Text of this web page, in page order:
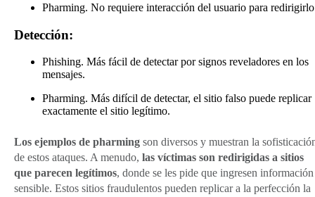
Pharming. No requiere interacción del usuario para
Detección:
Phishing. Más fácil de detectar por signos reveladores en los
mensajes.
Pharming. Más difícil de detectar, el sitio falso puede replicar
exactamente el sitio legítimo.
Los ejemplos de pharming son diversos y muestran la
de estos ataques. A menudo, las víctimas son redirigidas a sitios
que parecen legítimos, donde se les pide que ingresen información
sensible. Estos sitios fraudulentos pueden replicar a la perfección la